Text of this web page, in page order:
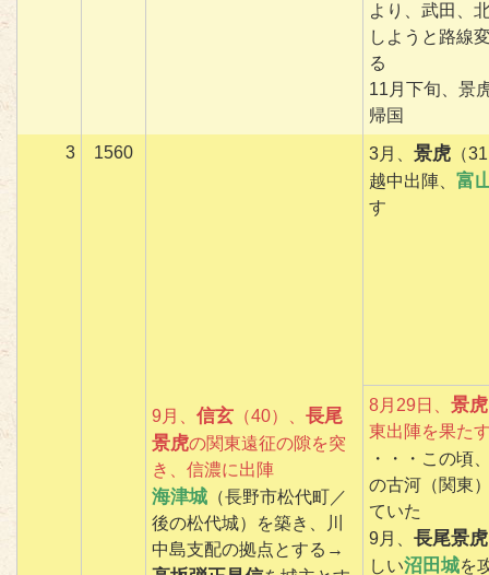
より、武田、
しようと路線
る
11月下旬、景
帰国
3
1560
9月、 信玄 （40）、 長尾
景虎の関東遠征の隙を突
き、信濃に出陣
海津城 （長野市松代町／
後の松代城）を築き、川
中島支配の拠点とする→
3月、 景虎 （
越中出陣、 富
す
8月29日、 景虎
東出陣を果た
・・・この頃
の古河（関東
ていた
9月、 長尾景虎
しい沼田城を